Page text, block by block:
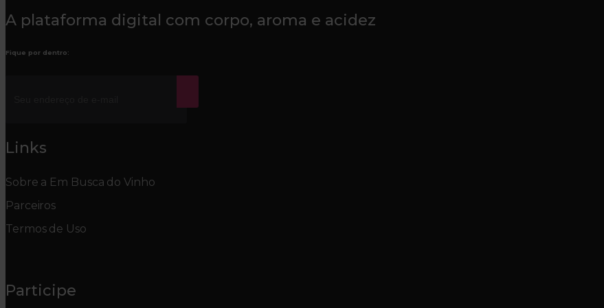
A plataforma digital com corpo, aroma e acidez
Fique por dentro:
Links
Sobre a Em Busca do Vinho
Parceiros
Termos de Uso
Participe